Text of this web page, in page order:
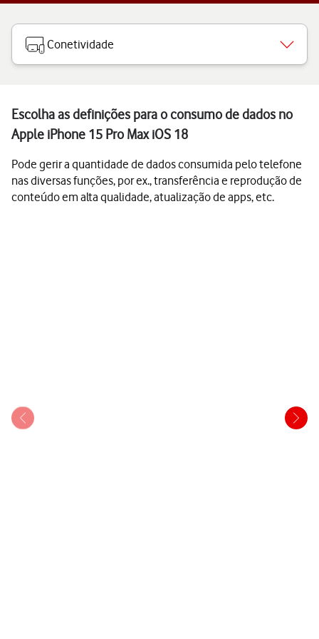
Conetividade
Escolha as definições para o consumo de dados no
Apple iPhone 15 Pro Max iOS 18
Pode gerir a quantidade de dados consumida pelo telefone
nas diversas funções, por ex., transferência e reprodução de
conteúdo em alta qualidade, atualização de apps, etc.